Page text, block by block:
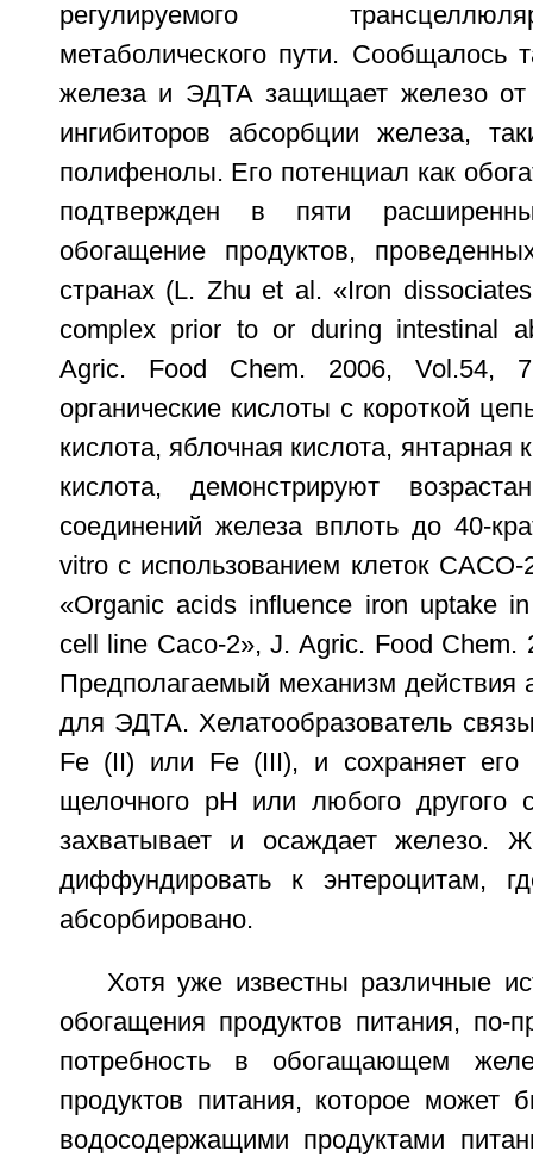
регулируемого
метаболического пути. Сообщалось
железа и ЭДТА защищает железо от
ингибиторов абсорбции железа,
полифенолы. Его потенциал как
подтвержден в пяти
обогащение продуктов,
странах (L. Zhu et al. «Iron
complex prior to or during intestinal
Agric. Food Chem. 2006, Vol.54,
органические кислоты с короткой
кислота, яблочная кислота, янтарная
кислота, демонстрируют
соединений железа вплоть до 40-
vitro с использованием клеток
«Organic acids influence iron uptake
cell line Caco-2», J. Agric. Food Chem.
Предполагаемый механизм действия
для ЭДТА. Хелатообразователь
Fe (II) или Fe (III), и сохраняет его
щелочного рН или любого другого
захватывает и осаждает железо.
диффундировать к энтероцитам,
абсорбировано.
Хотя уже известны различные
обогащения продуктов питания, по-
потребность в обогащающем
продуктов питания, которое может
водосодержащими продуктами